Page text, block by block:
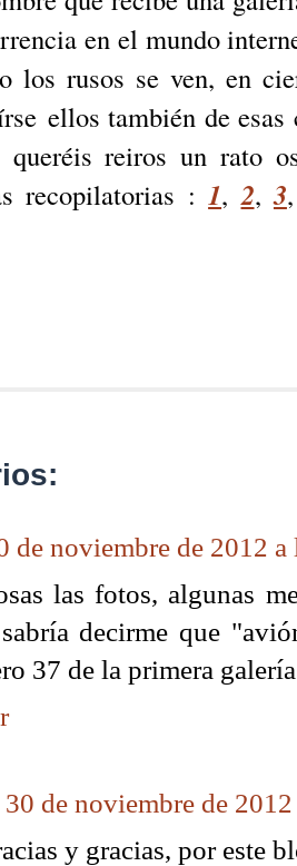
en el mundo
los rusos se ven, en
ellos también de
queréis reiros un rato
recopilatorias :1,2,3
de noviembre de 2012 a
las fotos, algunas
decirme que
37 de la primera
30 de noviembre de
y gracias, por este